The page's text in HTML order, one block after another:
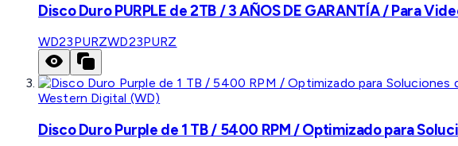
Disco Duro PURPLE de 2TB / 3 AÑOS DE GARANTÍA / Para
WD23PURZWD23PURZ
Western Digital (WD)
Disco Duro Purple de 1 TB / 5400 RPM / Optimizado para